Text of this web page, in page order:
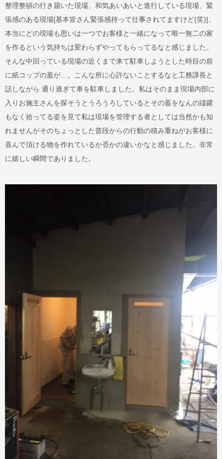
整理整頓の行き届いた現場、和気あいあいと進行している現場、緊
張感のある現場[基本皆さん緊張感持って仕事されてますけど(笑)]、
本当にどの現場も思いは一つでお客様と一緒になって唯一無二の家
を作るという気持ちは変わらずやってもらってるなと感じました。
そんな中回っている現場の近くまで来て駐車しようとした時目の前
に紙コップの蓋が…。こんな所に心許ないことするなと工務課長と
話しながら 通り過ぎて車を駐車しました。私はそのまま現場内部に
入りお施主さんを探そうとうろうろしているとその蓋をなんの躊躇
もなく拾ってる姿を見て私は現場を管理する者としては当然かも知
れませんがそのちょっとした普段からの行動の積み重ねがお客様に
喜んで頂ける物を作れているか否かの違いかなと感じました。非常
に嬉しい瞬間でありました。